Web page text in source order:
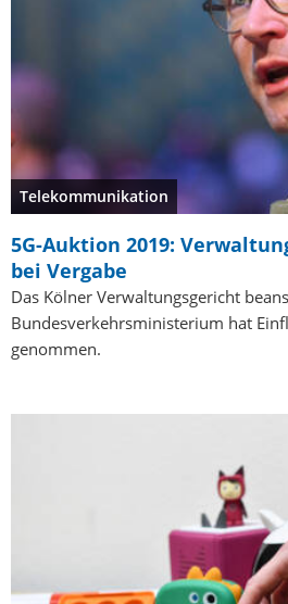
Telekommunikation
5G-Auktion 2019:
bei Vergabe
Das Kölner Verwaltungsgericht
Bundesverkehrsministerium hat
genommen.